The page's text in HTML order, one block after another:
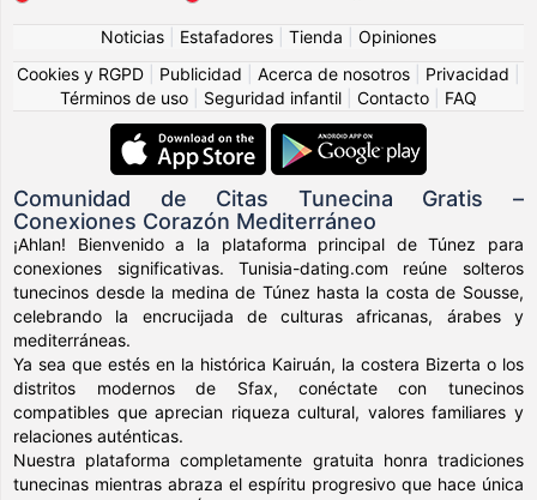
Noticias Estafadores Tienda
Opiniones
Cookies y RGPD
Publicidad Acerca de nosotros Privacidad
Términos de uso
Seguridad infantil Contacto FAQ
Comunidad de Citas Tunecina Gratis –
Conexiones Corazón Mediterráneo
¡Ahlan! Bienvenido a la plataforma principal de Túnez para
conexiones significativas. Tunisia-dating.com reúne solteros
tunecinos desde la medina de Túnez hasta la costa de Sousse,
celebrando la encrucijada de culturas africanas, árabes y
mediterráneas.
Ya sea que estés en la histórica Kairuán, la costera Bizerta o los
distritos modernos de Sfax, conéctate con tunecinos
compatibles que aprecian riqueza cultural, valores familiares y
relaciones auténticas.
Nuestra plataforma completamente gratuita honra tradiciones
tunecinas mientras abraza el espíritu progresivo que hace única